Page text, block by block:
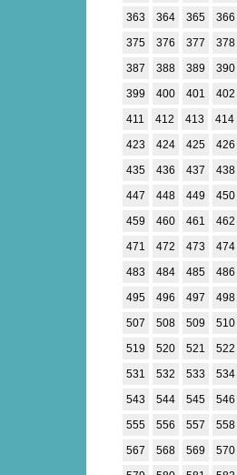
363
364 365 366
375
376 377 378
387
388 389 390
399
400 401 402
411
412 413 414
423
424 425 426
435
436 437 438
447
448 449 450
459
460 461 462
471
472 473 474
483
484 485 486
495
496 497 498
507
508 509 510
519
520 521 522
531
532 533 534
543
544 545 546
555
556 557 558
567
568 569 570